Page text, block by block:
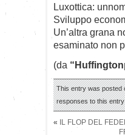
Luxottica:
Sviluppo
Un’altra grana
esaminato non
(da
This entry was posted
responses to this
«
IL FLOP DEL